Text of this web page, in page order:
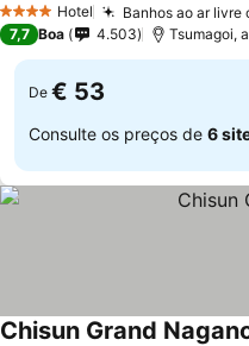
4 EstrelasHotel Banhos ao ar livre
7,7 Boa 4.503 Tsumagoi,
De € 53
Consulte os preços de 6
Chisun Grand